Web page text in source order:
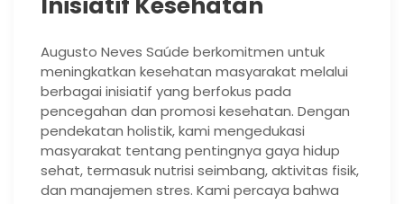
Augusto Neves Saúde berkomitmen untuk
meningkatkan kesehatan masyarakat melalui
berbagai inisiatif yang berfokus pada
pencegahan dan promosi kesehatan. Dengan
pendekatan holistik, kami mengedukasi
masyarakat tentang pentingnya gaya hidup
sehat, termasuk nutrisi seimbang, aktivitas fisik,
dan manajemen stres. Kami percaya bahwa